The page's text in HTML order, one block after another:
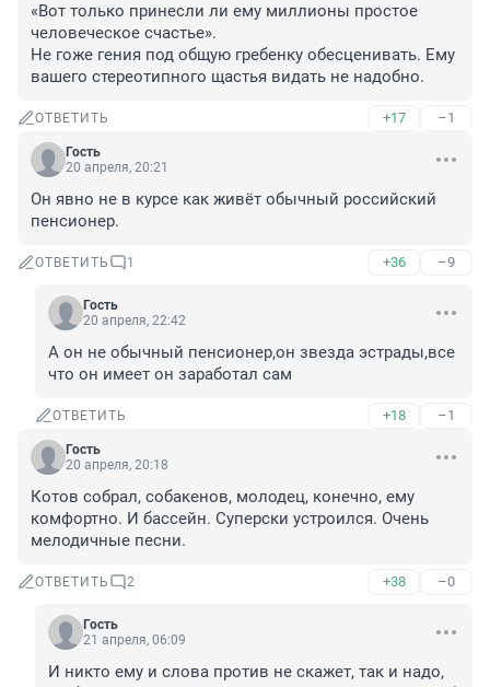
«Вот только принесли ли ему миллионы простое
человеческое счастье».
Не гоже гения под общую гребенку обесценивать. Ему
вашего стереотипного щастья видать не надобно.
ОТВЕТИТЬ +17 –1
Гость
20 апреля, 20:21
Он явно не в курсе как живёт обычный российский
пенсионер.
ОТВЕТИТЬ 1 +36 –9
Гость
20 апреля, 22:42
А он не обычный пенсионер,он звезда эстрады,все
что он имеет он заработал сам
ОТВЕТИТЬ +18 –1
Гость
20 апреля, 20:18
Котов собрал, собакенов, молодец, конечно, ему
комфортно. И бассейн. Суперски устроился. Очень
мелодичные песни.
ОТВЕТИТЬ 2 +38 –0
Гость
21 апреля, 06:09
И никто ему и слова против не скажет, так и надо,